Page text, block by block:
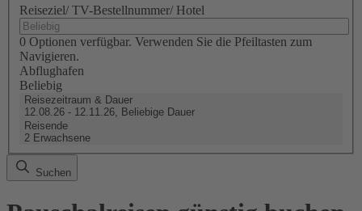
Reiseziel/ TV-Bestellnummer/ Hotel
0 Optionen verfügbar. Verwenden Sie die Pfeiltasten zum
Navigieren.
Abflughafen
Beliebig
Reisezeitraum & Dauer
12.08.26 - 12.11.26, Beliebige Dauer
Reisende
2 Erwachsene
Suchen